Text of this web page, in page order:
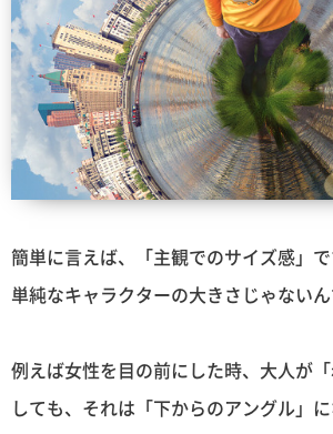
簡単に言えば、「主観でのサイズ感」
単純なキャラクターの大きさじゃない
例えば女性を目の前にした時、大人が
しても、それは「下からのアングル」